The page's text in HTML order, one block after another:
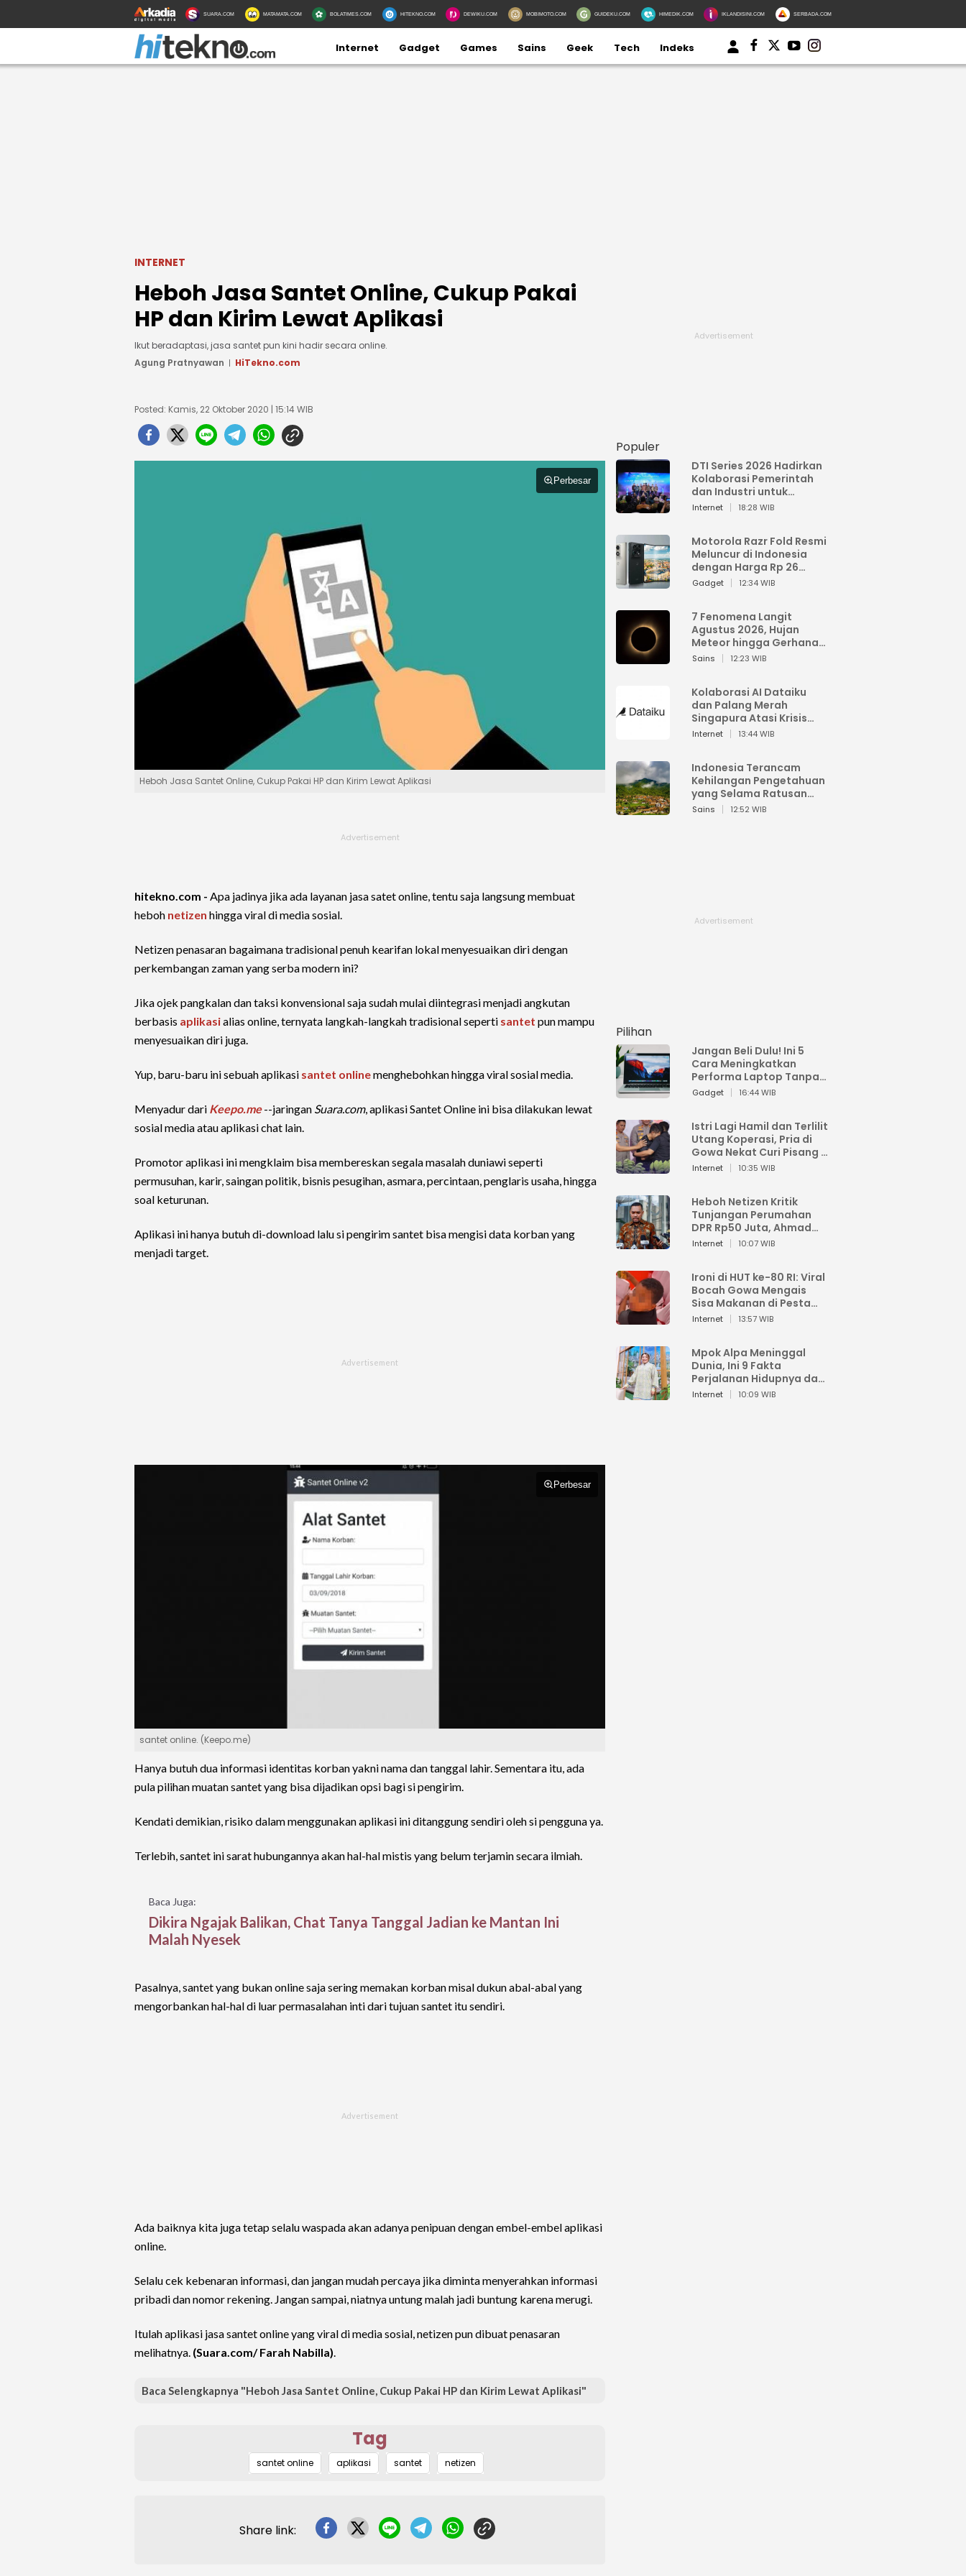
SUARA.COM MATAMATA.COM BOLATIMES.COM HITEKNO.COM DEWIKU.COM MOBIMOTO.COM GUIDEKU.COM HIMEDIK.COM IKLANDISINI.COM SERBADA.COM
Internet Gadget Games Sains Geek Tech Indeks
INTERNET
Heboh Jasa Santet Online, Cukup Pakai
HP dan Kirim Lewat Aplikasi
Ikut beradaptasi, jasa santet pun kini hadir secara online.
Agung Pratnyawan
HiTekno.com
Posted: Kamis, 22 Oktober 2020 | 15:14 WIB
Perbesar
Heboh Jasa Santet Online, Cukup Pakai HP dan Kirim Lewat Aplikasi
hitekno.com - Apa jadinya jika ada layanan jasa satet online, tentu saja langsung membuat
heboh netizen hingga viral di media sosial.
Netizen penasaran bagaimana tradisional penuh kearifan lokal menyesuaikan diri dengan
perkembangan zaman yang serba modern ini?
Jika ojek pangkalan dan taksi konvensional saja sudah mulai diintegrasi menjadi angkutan
berbasis aplikasialias online, ternyata langkah-langkah tradisional seperti santet pun mampu
menyesuaikan diri juga.
Yup, baru-baru ini sebuah aplikasi santet onlinemenghebohkan hingga viral sosial media.
Menyadur dari Keepo.me--jaringan Suara.com, aplikasi Santet Online ini bisa dilakukan lewat
sosial media atau aplikasi chat lain.
Promotor aplikasi ini mengklaim bisa membereskan segala masalah duniawi seperti
permusuhan, karir, saingan politik, bisnis pesugihan, asmara, percintaan, penglaris usaha, hingga
soal keturunan.
Aplikasi ini hanya butuh di-download lalu si pengirim santet bisa mengisi data korban yang
menjadi target.
Perbesar
santet online. (Keepo.me)
Hanya butuh dua informasi identitas korban yakni nama dan tanggal lahir. Sementara itu, ada
pula pilihan muatan santet yang bisa dijadikan opsi bagi si pengirim.
Kendati demikian, risiko dalam menggunakan aplikasi ini ditanggung sendiri oleh si pengguna ya.
Terlebih, santet ini sarat hubungannya akan hal-hal mistis yang belum terjamin secara ilmiah.
Baca Juga:
Dikira Ngajak Balikan, Chat Tanya Tanggal Jadian ke Mantan Ini
Malah Nyesek
Pasalnya, santet yang bukan online saja sering memakan korban misal dukun abal-abal yang
mengorbankan hal-hal di luar permasalahan inti dari tujuan santet itu sendiri.
Ada baiknya kita juga tetap selalu waspada akan adanya penipuan dengan embel-embel aplikasi
online.
Selalu cek kebenaran informasi, dan jangan mudah percaya jika diminta menyerahkan informasi
pribadi dan nomor rekening. Jangan sampai, niatnya untung malah jadi buntung karena merugi.
Itulah aplikasi jasa santet online yang viral di media sosial, netizen pun dibuat penasaran
melihatnya. (Suara.com/ Farah Nabilla).
Baca Selengkapnya "Heboh Jasa Santet Online, Cukup Pakai HP dan Kirim Lewat Aplikasi"
Tag
santet online aplikasi santet netizen
Share link:
Populer
DTI Series 2026 Hadirkan
Kolaborasi Pemerintah
dan Industri untuk
Percepatan
Internet 18:28 WIB
Motorola Razr Fold Resmi
Meluncur di Indonesia
dengan Harga Rp 26
Jutaan
Gadget 12:34 WIB
7 Fenomena Langit
Agustus 2026, Hujan
Meteor hingga Gerhana
Matahari
Sains 12:23 WIB
Kolaborasi AI Dataiku
dan Palang Merah
Singapura Atasi Krisis
Bencana
Internet 13:44 WIB
Indonesia Terancam
Kehilangan Pengetahuan
yang Selama Ratusan
Tahun Menjaga Alam
Sains 12:52 WIB
Pilihan
Jangan Beli Dulu! Ini 5
Cara Meningkatkan
Performa Laptop Tanpa
Harus Beli Baru
Gadget 16:44 WIB
Istri Lagi Hamil dan Terlilit
Utang Koperasi, Pria di
Gowa Nekat Curi Pisang 4
Tandan Milik Tetangga,
Internet 10:35 WIB
Heboh Netizen Kritik
Tunjangan Perumahan
DPR Rp50 Juta, Ahmad
Sahroni: Enggak Senang
Internet 10:07 WIB
Ironi di HUT ke-80 RI: Viral
Bocah Gowa Mengais
Sisa Makanan di Pesta
Kemerdekaan
Internet 13:57 WIB
Mpok Alpa Meninggal
Dunia, Ini 9 Fakta
Perjalanan Hidupnya dari
Viral hingga Puncak
Internet 10:09 WIB